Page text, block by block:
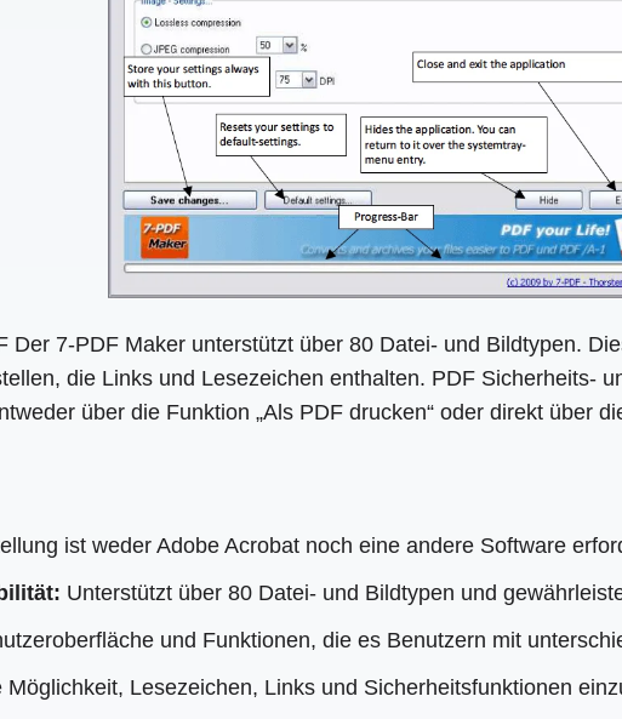
Der 7-PDF Maker unterstützt über 80 Datei- und Bildtypen.
die Links und Lesezeichen enthalten. PDF Sicherheits-
über die Funktion „Als PDF drucken“ oder direkt über
ist weder Adobe Acrobat noch eine andere Software
Unterstützt über 80 Datei- und Bildtypen und
und Funktionen, die es Benutzern mit
Möglichkeit, Lesezeichen, Links und Sicherheitsfunktionen